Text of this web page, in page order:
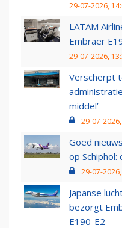
29-07-2026,
LATAM
Embraer
29-07-2026,
Verscherpt
middel’
29-07-
Goed
op
29-07-
Japanse
bezorgt
E190-E2